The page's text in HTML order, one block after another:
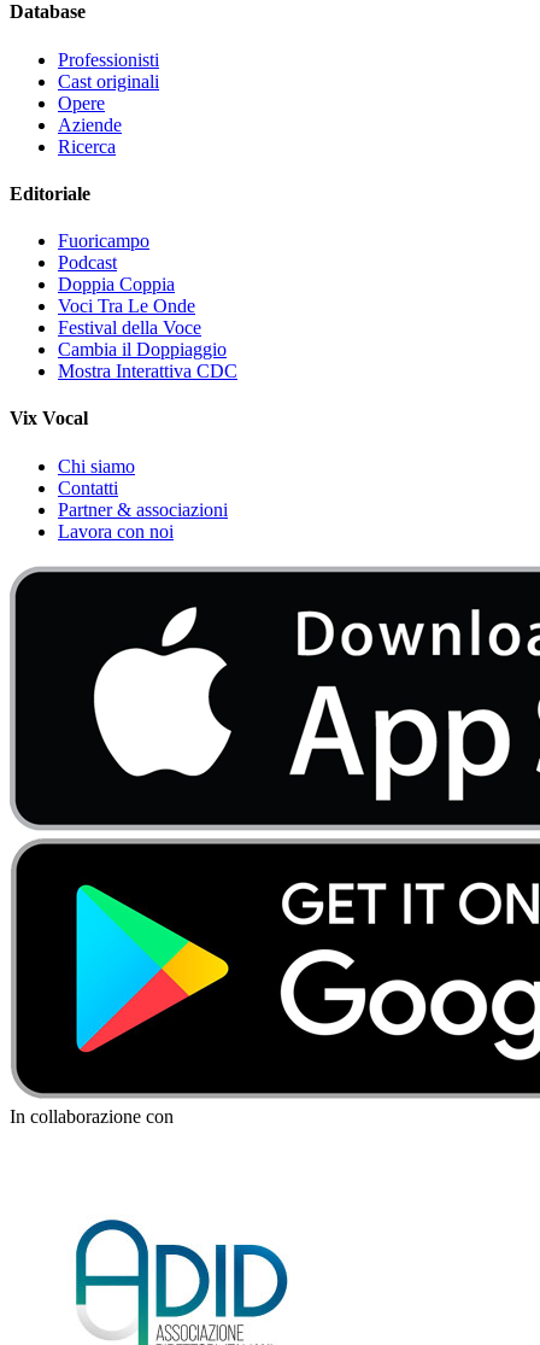
Database
Professionisti
Cast originali
Opere
Aziende
Ricerca
Editoriale
Fuoricampo
Podcast
Doppia Coppia
Voci Tra Le Onde
Festival della Voce
Cambia il Doppiaggio
Mostra Interattiva CDC
Vix Vocal
Chi siamo
Contatti
Partner & associazioni
Lavora con noi
In collaborazione con